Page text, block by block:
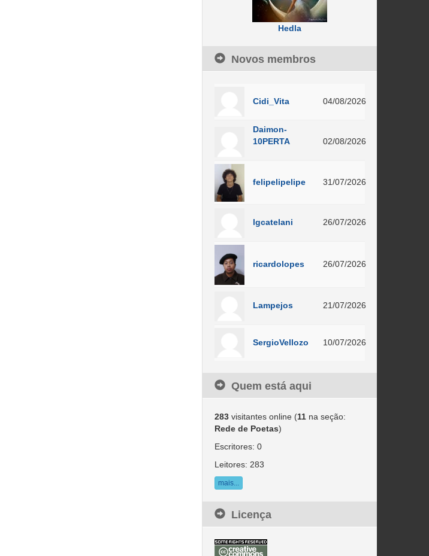
Hedla
Novos membros
Cidi_Vita 04/08/2026
Daimon-
10PERTA
02/08/2026
felipelipelipe 31/07/2026
lgcatelani 26/07/2026
ricardolopes 26/07/2026
Lampejos 21/07/2026
SergioVellozo 10/07/2026
Quem está aqui
283visitantes online (11na seção:
Rede de Poetas)
Escritores: 0
Leitores: 283
mais...
Licença